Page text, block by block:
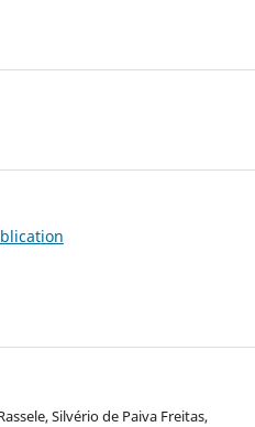
Silvério de Paiva Freitas,